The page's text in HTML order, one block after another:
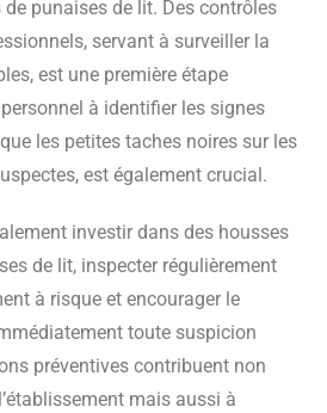
punaises de lit. Des contrôles
servant à surveiller la
est une première étape
à identifier les signes
les petites taches noires sur les
est également crucial.
investir dans des housses
de lit, inspecter régulièrement
à risque et encourager le
toute suspicion
préventives contribuent non
mais aussi à